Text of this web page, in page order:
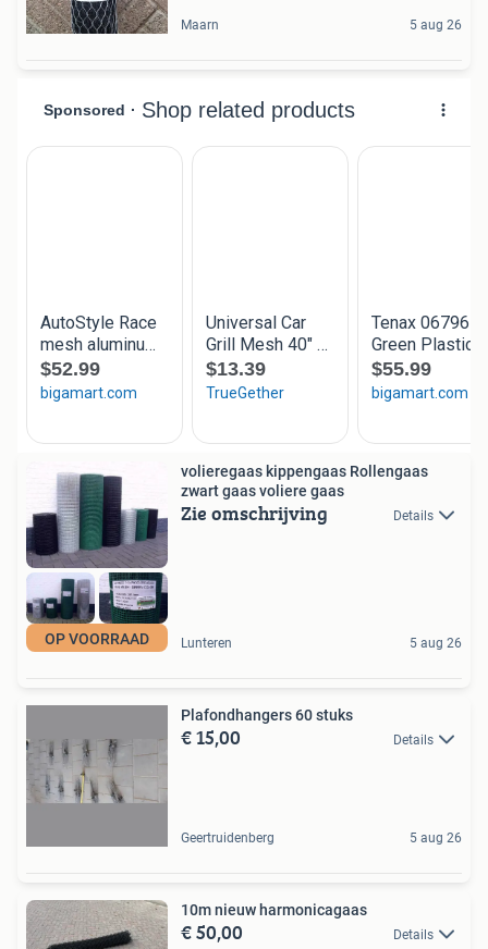
Maarn 5 aug 26
OP VOORRAAD
volieregaas kippengaas Rollengaas
zwart gaas voliere gaas
Zie omschrijving Details
Lunteren 5 aug 26
Plafondhangers 60 stuks
€ 15,00 Details
Geertruidenberg 5 aug 26
10m nieuw harmonicagaas
€ 50,00 Details